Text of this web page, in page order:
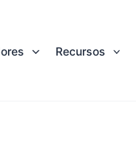
Recursos